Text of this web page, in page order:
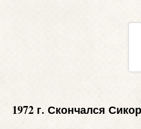
1972 г. Скончался